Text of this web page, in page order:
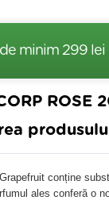
minim 299 lei
ROSE
conține
ales conferă o